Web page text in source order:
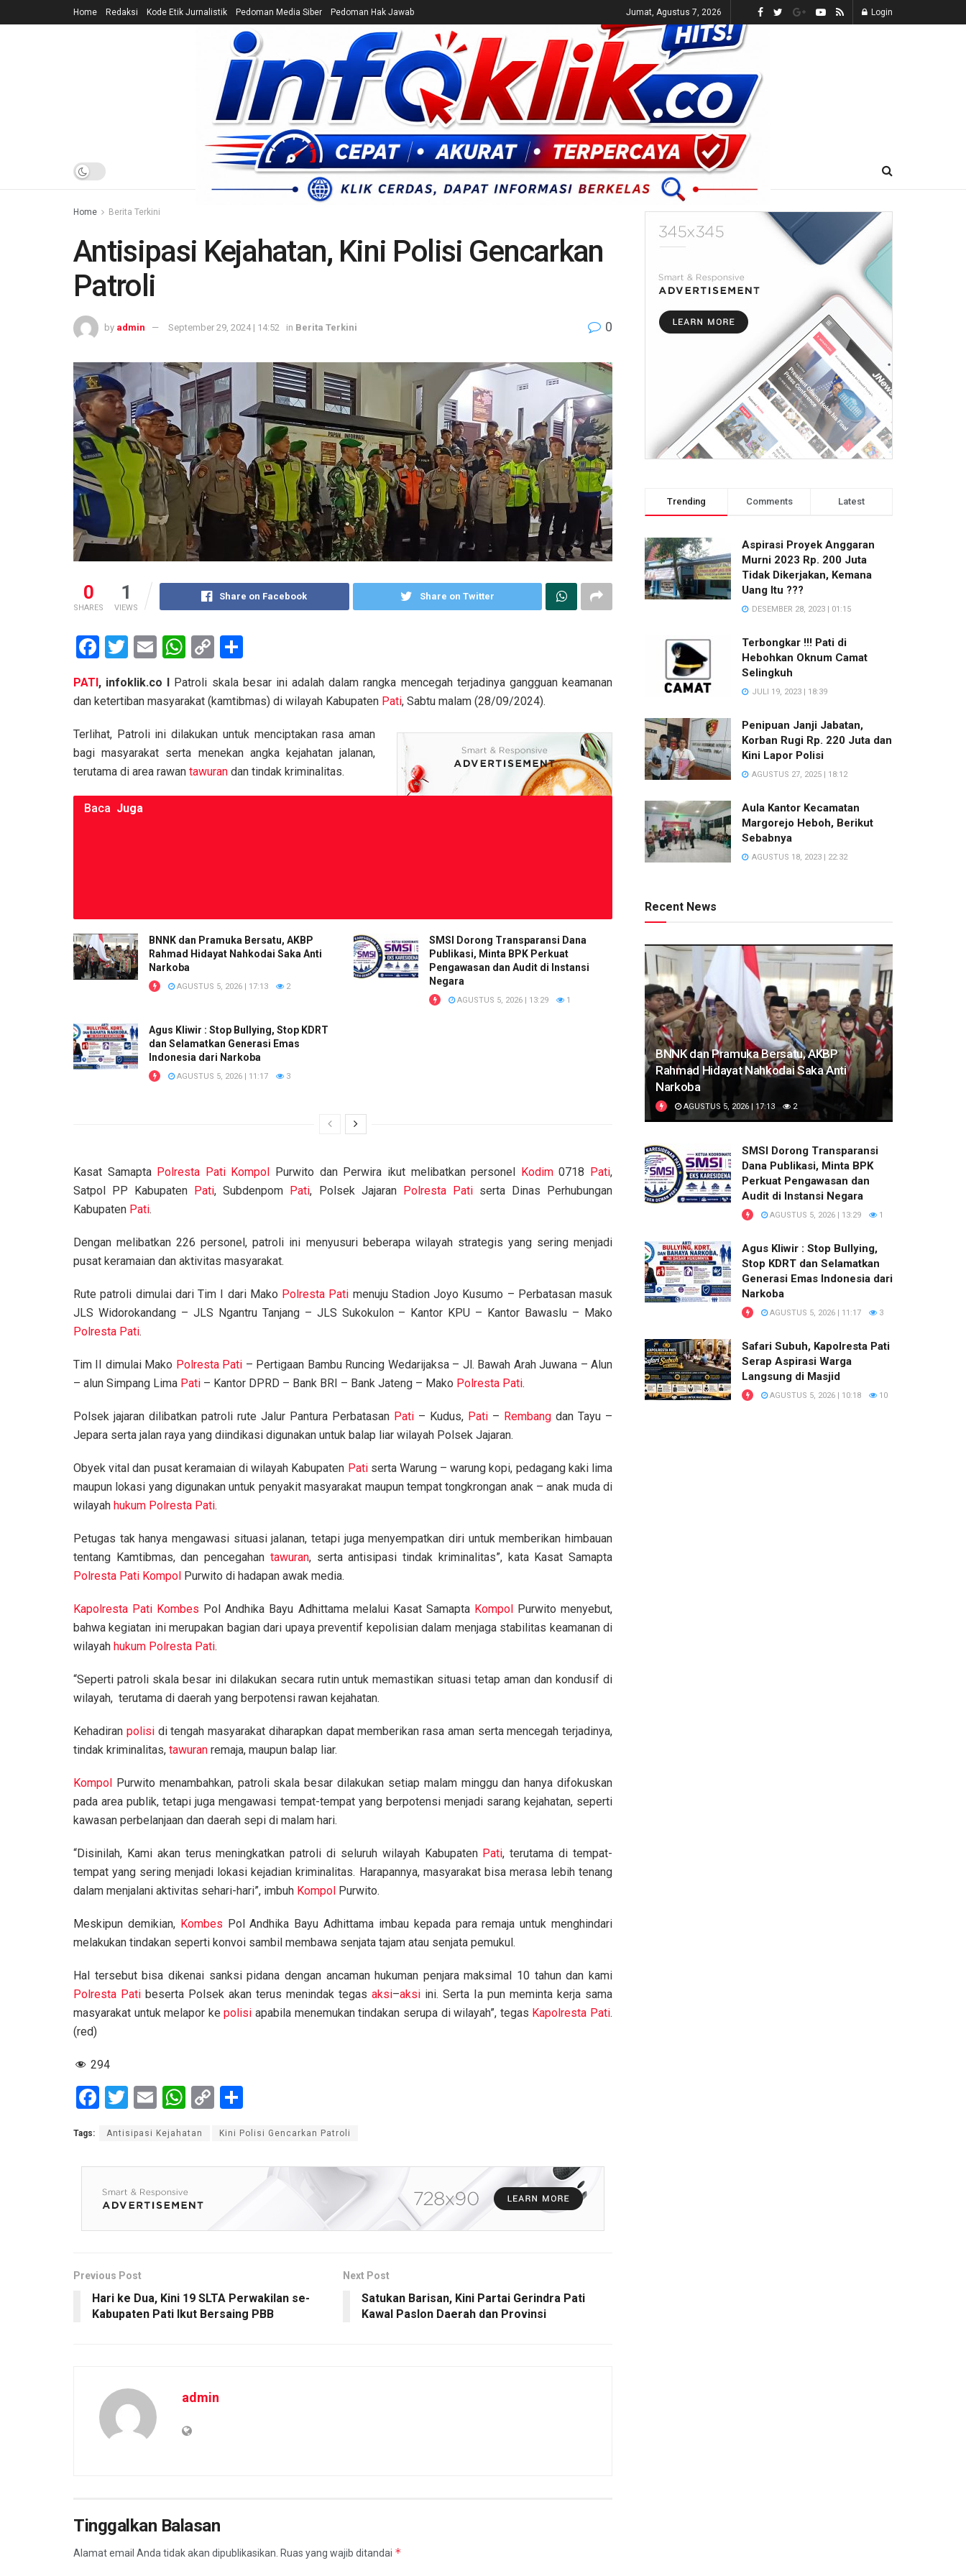
Home Redaksi Kode Etik Jurnalistik Pedoman Media Siber Pedoman Hak Jawab Jumat, Agustus 7, 2026 Login
HOME NEWS CEK FAKTA ENTERTAINMENT BREAKING NEWS UMUM E-KORAN LIVE TV
Home Berita Terkini
Antisipasi Kejahatan, Kini Polisi Gencarkan
Patroli
by admin September 29, 2024 | 14:52 in Berita Terkini 0
0
SHARES
1
VIEWS
Share on Facebook Share on Twitter
F
ce
o
o
k
T
tt
E
ail
W
at
A
p
p
C
py
n
k
ar
PATI, infoklik.co I Patroli skala besar ini adalah dalam rangka mencegah terjadinya gangguan keamanan
dan ketertiban masyarakat (kamtibmas) di wilayah Kabupaten Pati, Sabtu malam (28/09/2024).
Terlihat, Patroli ini dilakukan untuk menciptakan rasa aman
bagi masyarakat serta menekan angka kejahatan jalanan,
terutama di area rawan tawuran dan tindak kriminalitas.
Baca Juga
BNNK dan Pramuka Bersatu, AKBP
Rahmad Hidayat Nahkodai Saka Anti
Narkoba
AGUSTUS 5, 2026 | 17:13 2
SMSI Dorong Transparansi Dana
Publikasi, Minta BPK Perkuat
Pengawasan dan Audit di Instansi
Negara
AGUSTUS 5, 2026 | 13:29 1
Agus Kliwir : Stop Bullying, Stop KDRT
dan Selamatkan Generasi Emas
Indonesia dari Narkoba
AGUSTUS 5, 2026 | 11:17 3
Kasat Samapta Polresta Pati Kompol Purwito dan Perwira ikut melibatkan personel Kodim0718 Pati,
Satpol PP Kabupaten Pati, Subdenpom Pati, Polsek Jajaran Polresta Patiserta Dinas Perhubungan
Kabupaten Pati.
Dengan melibatkan 226 personel, patroli ini menyusuri beberapa wilayah strategis yang sering menjadi
pusat keramaian dan aktivitas masyarakat.
Rute patroli dimulai dari Tim I dari Mako Polresta Pati menuju Stadion Joyo Kusumo – Perbatasan masuk
JLS Widorokandang – JLS Ngantru Tanjang – JLS Sukokulon – Kantor KPU – Kantor Bawaslu – Mako
Polresta Pati.
Tim II dimulai Mako Polresta Pati – Pertigaan Bambu Runcing Wedarijaksa – Jl. Bawah Arah Juwana – Alun
– alun Simpang Lima Pati – Kantor DPRD – Bank BRI – Bank Jateng – Mako Polresta Pati.
Polsek jajaran dilibatkan patroli rute Jalur Pantura Perbatasan Pati – Kudus, Pati – Rembang dan Tayu –
Jepara serta jalan raya yang diindikasi digunakan untuk balap liar wilayah Polsek Jajaran.
Obyek vital dan pusat keramaian di wilayah Kabupaten Patiserta Warung – warung kopi, pedagang kaki lima
maupun lokasi yang digunakan untuk penyakit masyarakat maupun tempat tongkrongan anak – anak muda di
wilayah hukum Polresta Pati.
Petugas tak hanya mengawasi situasi jalanan, tetapi juga menyempatkan diri untuk memberikan himbauan
tentang Kamtibmas, dan pencegahan tawuran, serta antisipasi tindak kriminalitas”, kata Kasat Samapta
Polresta Pati Kompol Purwito di hadapan awak media.
Kapolresta Pati Kombes Pol Andhika Bayu Adhittama melalui Kasat Samapta KompolPurwito menyebut,
bahwa kegiatan ini merupakan bagian dari upaya preventif kepolisian dalam menjaga stabilitas keamanan di
wilayah hukum Polresta Pati.
“Seperti patroli skala besar ini dilakukan secara rutin untuk memastikan situasi tetap aman dan kondusif di
wilayah, terutama di daerah yang berpotensi rawan kejahatan.
Kehadiran polisidi tengah masyarakat diharapkan dapat memberikan rasa aman serta mencegah terjadinya,
tindak kriminalitas, tawuran remaja, maupun balap liar.
Kompol Purwito menambahkan, patroli skala besar dilakukan setiap malam minggu dan hanya difokuskan
pada area publik, tetapi juga mengawasi tempat-tempat yang berpotensi menjadi sarang kejahatan, seperti
kawasan perbelanjaan dan daerah sepi di malam hari.
“Disinilah, Kami akan terus meningkatkan patroli di seluruh wilayah Kabupaten Pati, terutama di tempat-
tempat yang sering menjadi lokasi kejadian kriminalitas. Harapannya, masyarakat bisa merasa lebih tenang
dalam menjalani aktivitas sehari-hari”, imbuh Kompol Purwito.
Meskipun demikian, Kombes Pol Andhika Bayu Adhittama imbau kepada para remaja untuk menghindari
melakukan tindakan seperti konvoi sambil membawa senjata tajam atau senjata pemukul.
Hal tersebut bisa dikenai sanksi pidana dengan ancaman hukuman penjara maksimal 10 tahun dan kami
Polresta Pati beserta Polsek akan terus menindak tegas aksi–aksi ini. Serta Ia pun meminta kerja sama
masyarakat untuk melapor kepolisi apabila menemukan tindakan serupa di wilayah”, tegas Kapolresta Pati.
(red)
294
F
ce
b
o
o
k
T
tt
er
E
ail
W
at
s
A
p
p
C
py
Li
ar
e
Tags: Antisipasi Kejahatan Kini Polisi Gencarkan Patroli
Previous Post
Hari ke Dua, Kini 19 SLTA Perwakilan se-
Kabupaten Pati Ikut Bersaing PBB
Next Post
Satukan Barisan, Kini Partai Gerindra Pati
Kawal Paslon Daerah dan Provinsi
admin
Tinggalkan Balasan
Alamat email Anda tidak akan dipublikasikan. Ruas yang wajib ditandai *
Trending Comments Latest
Aspirasi Proyek Anggaran
Murni 2023 Rp. 200 Juta
Tidak Dikerjakan, Kemana
Uang Itu ???
DESEMBER 28, 2023 | 01:15
Terbongkar !!! Pati di
Hebohkan Oknum Camat
Selingkuh
JULI 19, 2023 | 18:39
Penipuan Janji Jabatan,
Korban Rugi Rp. 220 Juta dan
Kini Lapor Polisi
AGUSTUS 27, 2025 | 18:12
Aula Kantor Kecamatan
Margorejo Heboh, Berikut
Sebabnya
AGUSTUS 18, 2023 | 22:32
Recent News
BNNK dan Pramuka Bersatu, AKBP
Rahmad Hidayat Nahkodai Saka Anti
Narkoba
AGUSTUS 5, 2026 | 17:13 2
SMSI Dorong Transparansi
Dana Publikasi, Minta BPK
Perkuat Pengawasan dan
Audit di Instansi Negara
AGUSTUS 5, 2026 | 13:29 1
Agus Kliwir : Stop Bullying,
Stop KDRT dan Selamatkan
Generasi Emas Indonesia dari
Narkoba
AGUSTUS 5, 2026 | 11:17 3
Safari Subuh, Kapolresta Pati
Serap Aspirasi Warga
Langsung di Masjid
AGUSTUS 5, 2026 | 10:18 10